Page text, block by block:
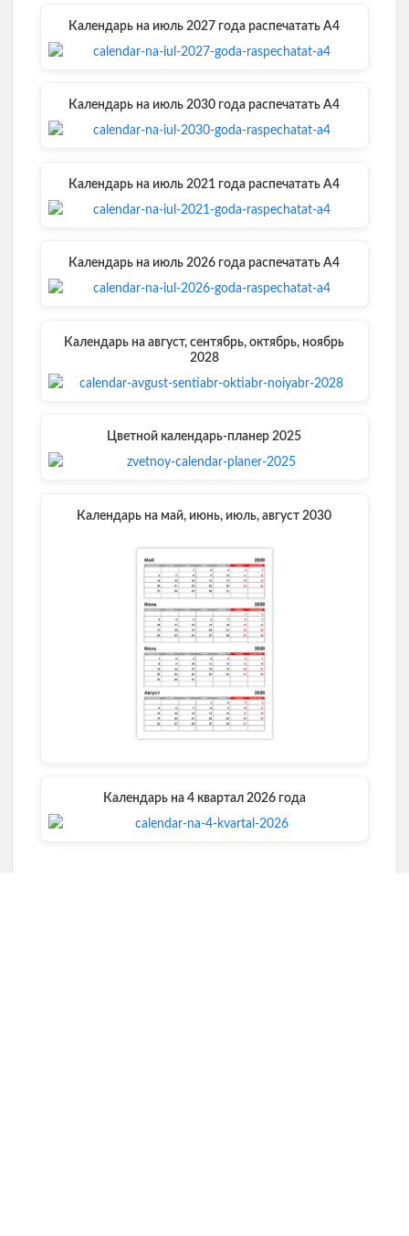
Календарь на июль 2027 года распечатать А4
Календарь на июль 2030 года распечатать А4
Календарь на июль 2021 года распечатать А4
Календарь на июль 2026 года распечатать А4
Календарь на август, сентябрь, октябрь, ноябрь
2028
Цветной календарь-планер 2025
Календарь на май, июнь, июль, август 2030
Календарь на 4 квартал 2026 года